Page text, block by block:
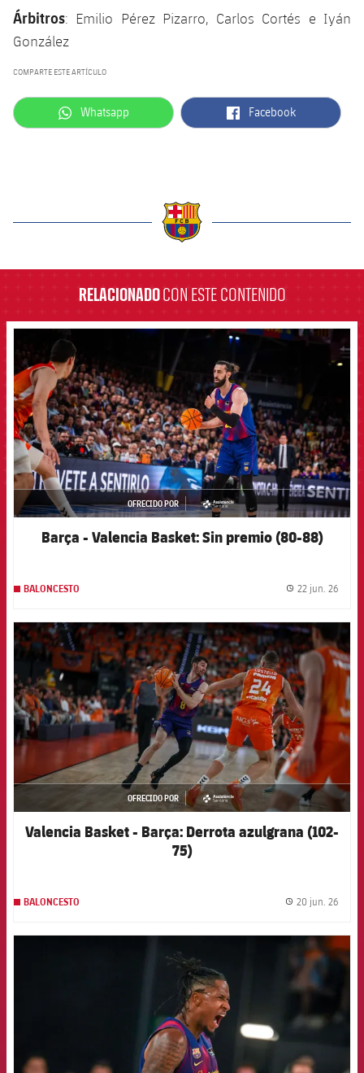
Árbitros: Emilio Pérez Pizarro, Carlos Cortés e Iyán
González
COMPARTE ESTE ARTÍCULO
label.aria.whatsapp
Whatsapp label.aria.facebook
Facebook
RELACIONADOCON ESTE CONTENIDO
FCB Barcelona badge
OFRECIDO POR
asistencia
Barça - Valencia Basket: Sin premio (80-88)
BALONCESTO 22 jun. 26
FCB Barcelona badge
OFRECIDO POR
asistencia
Valencia Basket - Barça: Derrota azulgrana (102-
75)
BALONCESTO 20 jun. 26